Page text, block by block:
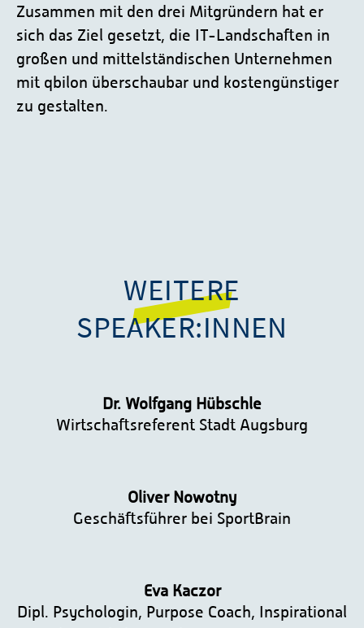
Zusammen mit den drei Mitgründern hat er
sich das Ziel gesetzt, die IT-Landschaften in
großen und mittelständischen Unternehmen
mit qbilon überschaubar und kostengünstiger
zu gestalten.
WEITERE
SPEAKER:INNEN
Dr. Wolfgang Hübschle
Wirtschaftsreferent Stadt Augsburg
Oliver Nowotny
Geschäftsführer bei SportBrain
Eva Kaczor
Dipl. Psychologin, Purpose Coach, Inspirational